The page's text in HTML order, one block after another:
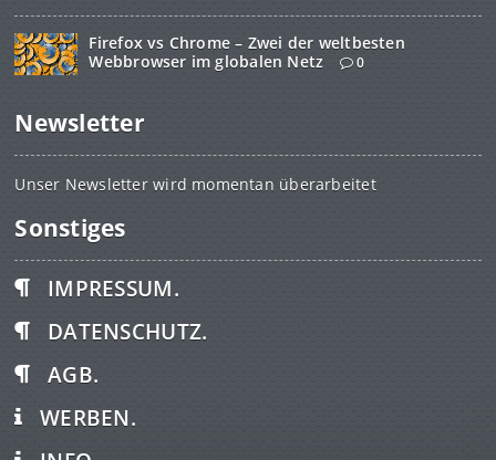
Firefox vs Chrome – Zwei der weltbesten
Webbrowser im globalen Netz
0
Newsletter
Unser Newsletter wird momentan überarbeitet
Sonstiges
IMPRESSUM.
DATENSCHUTZ.
AGB.
WERBEN.